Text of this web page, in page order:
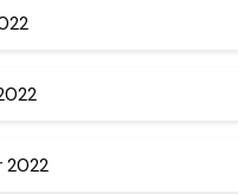
2022